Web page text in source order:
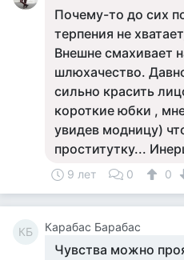
Почему-то до сих
терпения не
Внешне смахивает
шлюхачество.
сильно красить
короткие юбки ,
увидев модницу)
проститутку...
9 лет 0 0
КБ Карабас Барабас
Чувства можно